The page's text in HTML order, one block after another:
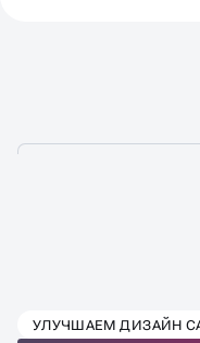
ВЫБЕРИТЕ
УЛУЧШАЕМ ДИЗАЙН